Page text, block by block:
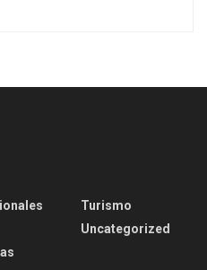
Turismo
Uncategorized